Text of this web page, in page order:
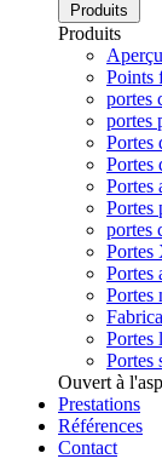
Produits
Produits
Aperçu
Points
portes
portes
Portes
Portes
Portes
Portes
portes
Portes
Portes
Portes
Portes
Ouvert à
Prestations
Références
Contact